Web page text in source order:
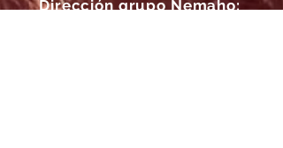
Dirección grupo Nemaho: